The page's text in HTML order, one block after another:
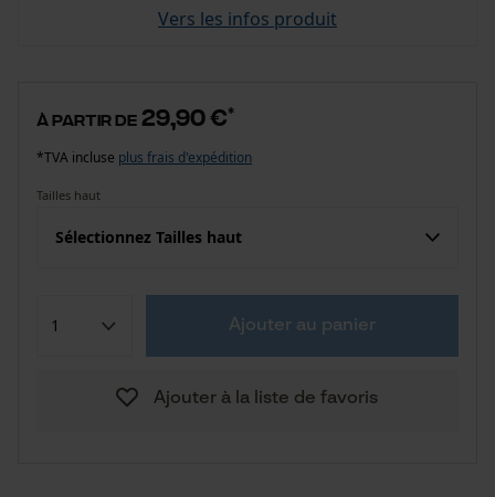
Vers les infos produit
à partir de 29,90 €*
*TVA incluse plus frais d'expédition
Tailles haut
Sélectionnez Tailles haut
Ajouter au panier
Ajouter à la liste de favoris